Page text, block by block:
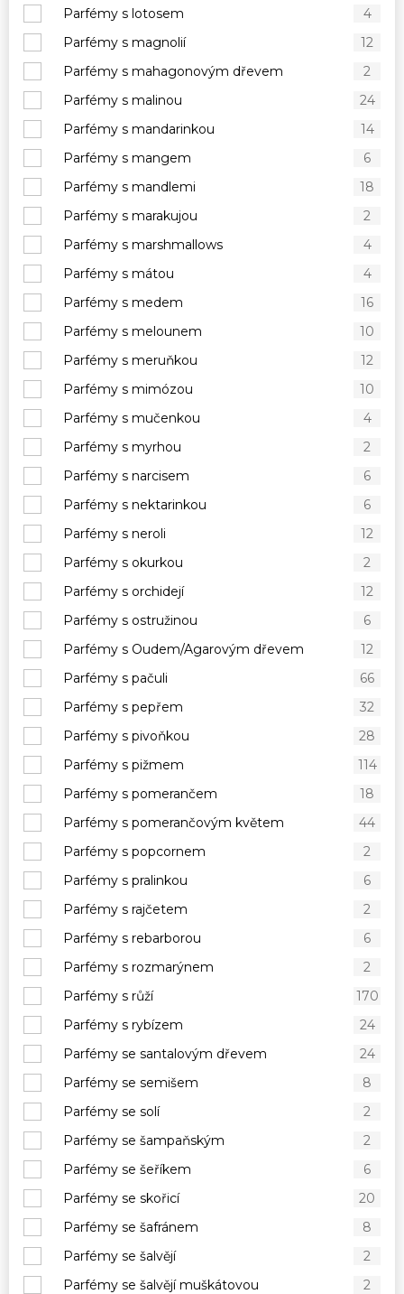
Parfémy s lotosem
4
Parfémy s magnolií
12
Parfémy s mahagonovým dřevem
2
Parfémy s malinou
24
Parfémy s mandarinkou
14
Parfémy s mangem
6
Parfémy s mandlemi
18
Parfémy s marakujou
2
Parfémy s marshmallows
4
Parfémy s mátou
4
Parfémy s medem
16
Parfémy s melounem
10
Parfémy s meruňkou
12
Parfémy s mimózou
10
Parfémy s mučenkou
4
Parfémy s myrhou
2
Parfémy s narcisem
6
Parfémy s nektarinkou
6
Parfémy s neroli
12
Parfémy s okurkou
2
Parfémy s orchidejí
12
Parfémy s ostružinou
6
Parfémy s Oudem/Agarovým dřevem
12
Parfémy s pačuli
66
Parfémy s pepřem
32
Parfémy s pivoňkou
28
Parfémy s pižmem
114
Parfémy s pomerančem
18
Parfémy s pomerančovým květem
44
Parfémy s popcornem
2
Parfémy s pralinkou
6
Parfémy s rajčetem
2
Parfémy s rebarborou
6
Parfémy s rozmarýnem
2
Parfémy s růží
170
Parfémy s rybízem
24
Parfémy se santalovým dřevem
24
Parfémy se semišem
8
Parfémy se solí
2
Parfémy se šampaňským
2
Parfémy se šeříkem
6
Parfémy se skořicí
20
Parfémy se šafránem
8
Parfémy se šalvějí
2
Parfémy se šalvějí muškátovou
2